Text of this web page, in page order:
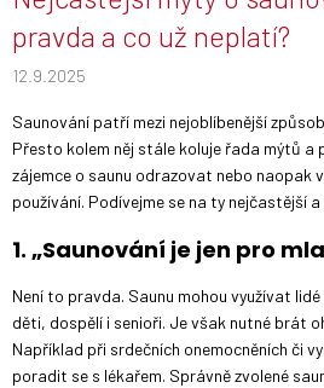
pravda a co už neplatí?
12.9.2025
Saunování patří mezi nejoblíbenější
Přesto kolem něj stále koluje řada mýtů a
zájemce o saunu odrazovat nebo naopak
používání. Podívejme se na ty nejčastější
1. „Saunování je jen pro
Není to pravda. Saunu mohou využívat
děti, dospělí i senioři. Je však nutné brát
Například při srdečních onemocněních či
poradit se s lékařem. Správně zvolené